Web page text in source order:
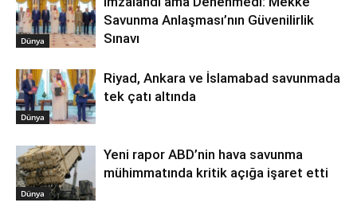
Dünya
Savunma Anlaşması’nın Güvenilirlik
Sınavı
Dünya
Riyad, Ankara ve İslamabad savunmada
tek çatı altında
Dünya
Yeni rapor ABD’nin hava savunma
mühimmatında kritik açığa işaret etti